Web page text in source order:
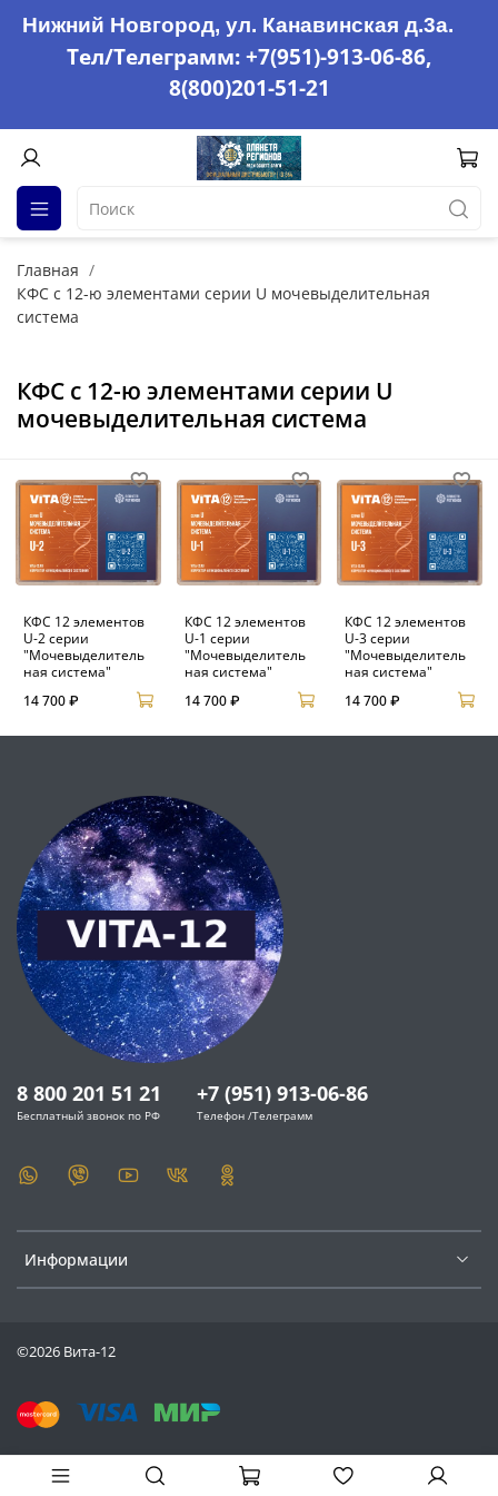
Нижний Новгород, ул. Канавинская д.3а.
Тел/Телеграмм: +7(951)-913-06-86,
8(800)201-51-21
Главная
КФС с 12-ю элементами серии U мочевыделительная
система
КФС с 12-ю элементами серии U
мочевыделительная система
КФС 12 элементов
U-2 серии
"Мочевыделитель
ная система"
14 700 ₽
КФС 12 элементов
U-1 серии
"Мочевыделитель
ная система"
14 700 ₽
КФС 12 элементов
U-3 серии
"Мочевыделитель
ная система"
14 700 ₽
Информации
8 800 201 51 21
Бесплатный звонок по РФ
+7 (951) 913-06-86
Телефон /Телеграмм
©2026 Вита-12